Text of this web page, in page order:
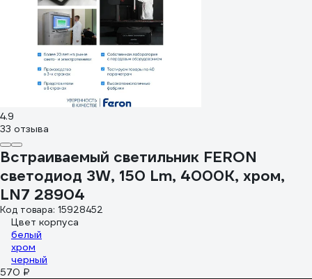
4.9
33 отзыва
Встраиваемый светильник FERON
светодиод 3W, 150 Lm, 4000К, хром,
LN7 28904
Код товара: 15928452
Цвет корпуса
белый
хром
черный
570 ₽